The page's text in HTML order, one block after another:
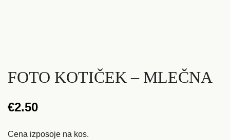
FOTO KOTIČEK – MLEČNA
€2.50
Cena izposoje na kos.